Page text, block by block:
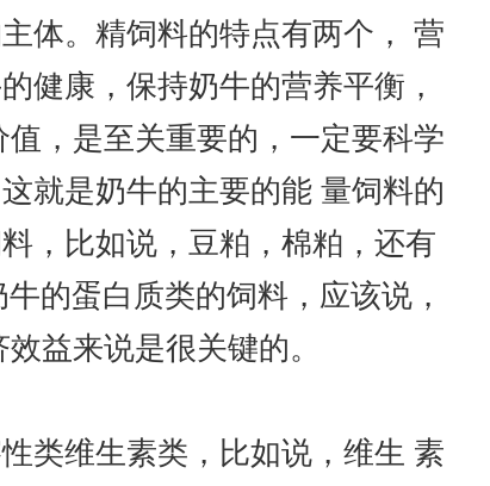
体。精饲料的特点有两个， 营
健康，保持奶牛的营养平衡，
，是至关重要的，一定要科学
就是奶牛的主要的能 量饲料的
，比如说，豆粕，棉粕，还有
的蛋白质类的饲料，应该说，
益来说是很关键的。
类维生素类，比如说，维生 素